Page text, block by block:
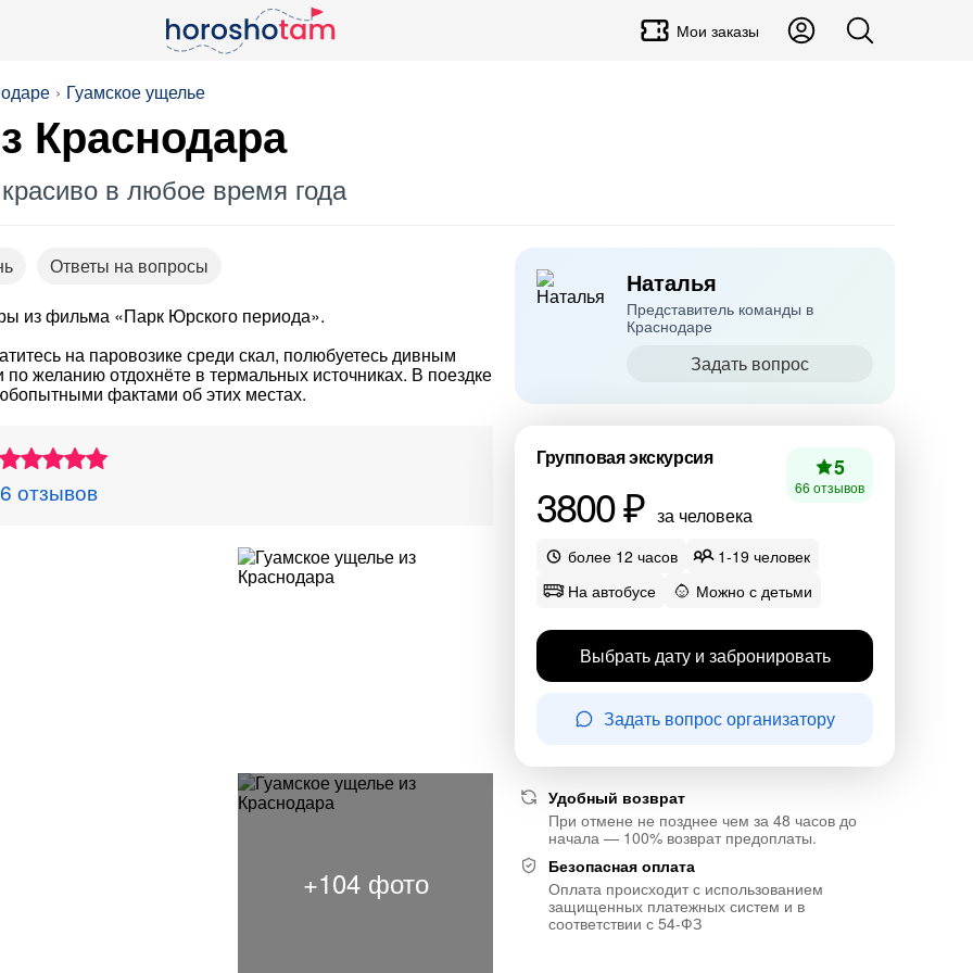
Мои заказы
Гуамское ущелье
Краснодара
в любое время года
Ответы на вопросы
из фильма «Парк Юрского периода».
на паровозике среди скал, полюбуетесь дивным
желанию отдохнёте в термальных источниках. В поездке
фактами об этих местах.
отзывов
Наталья
Представитель команды в
Краснодаре
Задать вопрос
Групповая экскурсия
3800 ₽ за человека
5
66 отзывов
более 12 часов
1-19 человек
На автобусе
Можно с детьми
Выбрать дату и забронировать
Задать вопрос организатору
Удобный возврат
При отмене не позднее чем за 48 часов до
начала — 100% возврат предоплаты.
Безопасная оплата
Оплата происходит с использованием
защищенных платежных систем и в
соответствии с 54-ФЗ